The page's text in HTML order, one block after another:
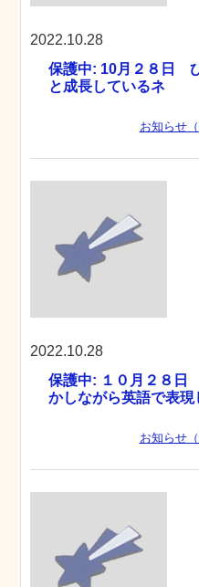
2022.10.28
保護中: 10月２８日
と成長しているネ
お知らせ
2022.10.28
保護中: １０月２８日
かしながら英語で表現
お知らせ